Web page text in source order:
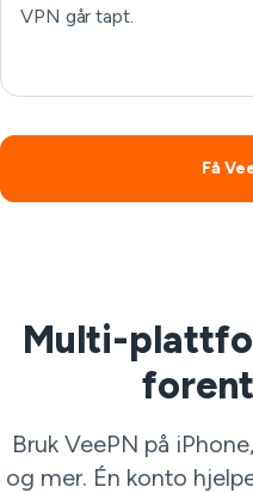
VPN går tapt.
Få
Multi-
Bruk VeePN på
og mer. Én konto